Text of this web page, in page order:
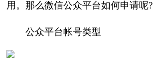
用。那么微信公众平台如何申请呢?
公众平台帐号类型